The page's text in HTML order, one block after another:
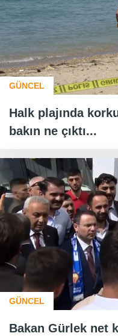
GÜNCEL
Halk plajında
bakın ne çıktı...
GÜNCEL
Bakan Gürlek net